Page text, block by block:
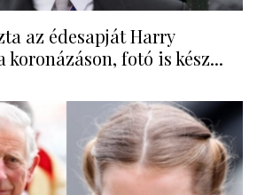
az édesapját Harry
koronázáson, fotó is kész...